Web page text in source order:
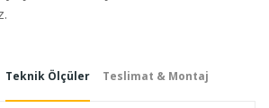
Teknik Ölçüler Teslimat & Montaj